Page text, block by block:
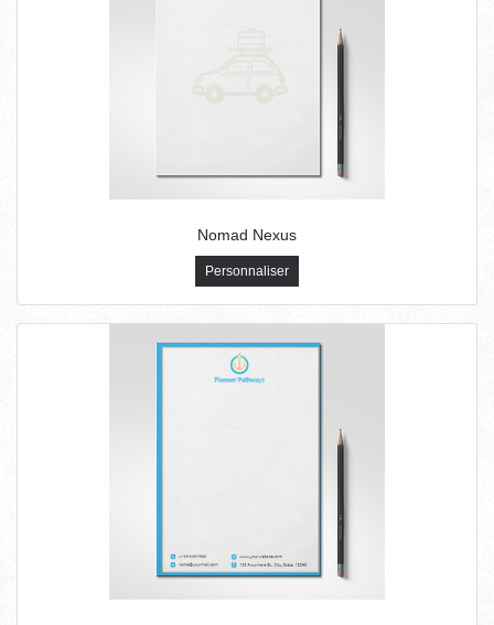
Nomad Nexus
Personnaliser